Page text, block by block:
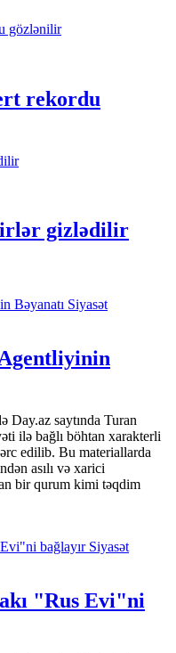
rekordu
gizlədilir
Siyasət
Day.az saytında Turan
ilə bağlı böhtan xarakterli
edilib. Bu materiallarda
asılı və xarici
bir qurum kimi təqdim
Siyasət
"Rus Evi"ni